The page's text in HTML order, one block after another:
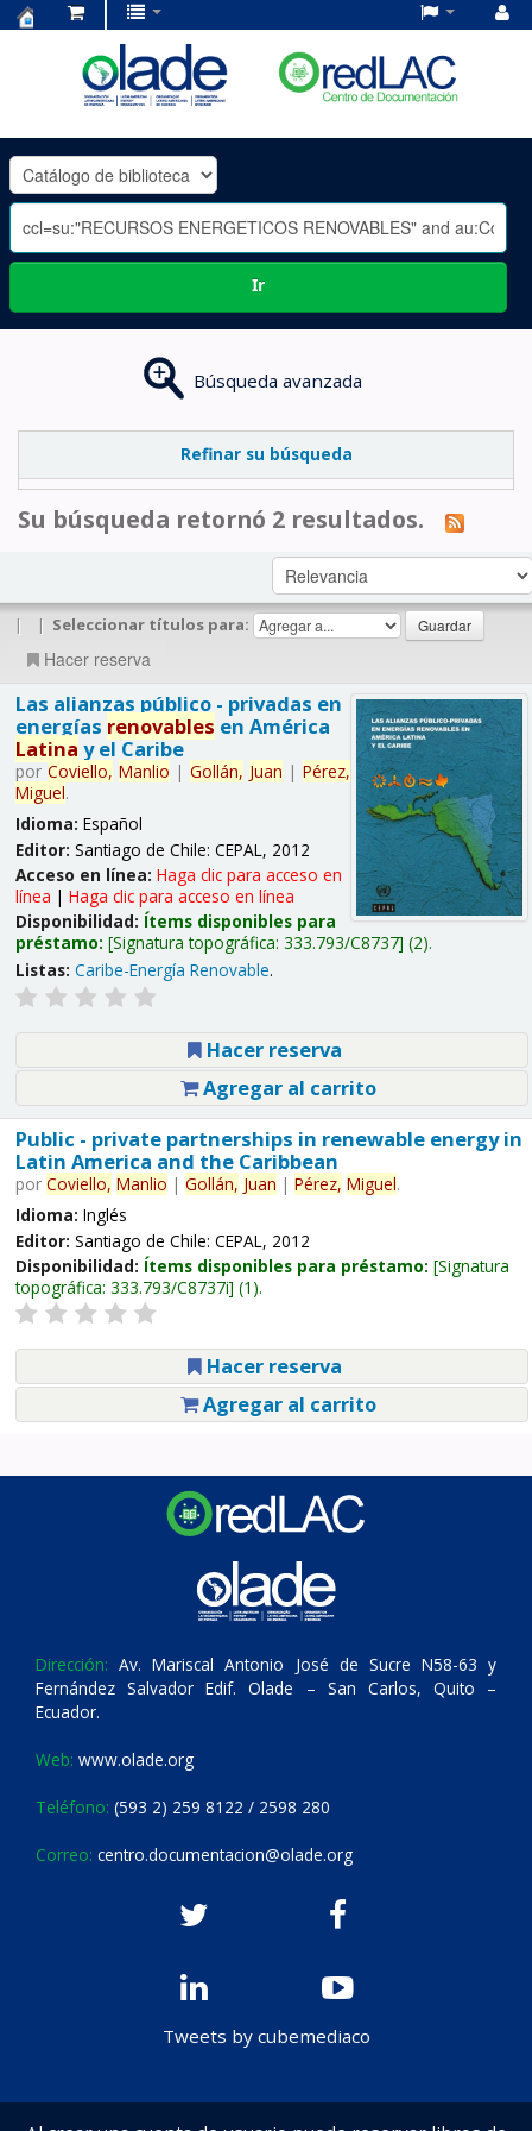
OLADE
-
Ir
Búsqueda avanzada
Refinar su búsqueda
Su búsqueda retornó 2 resultados.
| | Seleccionar títulos para:
Hacer reserva
Las alianzas público - privadas en
energías renovables en América
Latina y el Caribe
por Coviello, Manlio | Gollán, Juan | Pérez,
Miguel.
Idioma: Español
Editor: Santiago de Chile: CEPAL, 2012
Acceso en línea: Haga clic para acceso en
línea | Haga clic para acceso en línea
Disponibilidad: Ítems disponibles para
préstamo: Signatura topográfica: 333.793/C8737 (2).
Listas: Caribe-Energía Renovable.
Hacer reserva
Agregar al carrito
Public - private partnerships in renewable energy in
Latin America and the Caribbean
por Coviello, Manlio | Gollán, Juan | Pérez, Miguel.
Idioma: Inglés
Editor: Santiago de Chile: CEPAL, 2012
Disponibilidad: Ítems disponibles para préstamo: Signatura
topográfica: 333.793/C8737i (1).
Hacer reserva
Agregar al carrito
Dirección: Av. Mariscal Antonio José de Sucre N58-63 y
Fernández Salvador Edif. Olade – San Carlos, Quito –
Ecuador.
Web: www.olade.org
Teléfono: (593 2) 259 8122 / 2598 280
Correo: centro.documentacion@olade.org
Tweets by cubemediaco